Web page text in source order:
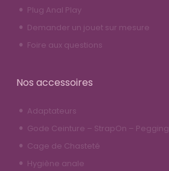
Plug Anal Play
Demander un jouet sur mesure
Foire aux questions
Nos accessoires
Adaptateurs
Gode Ceinture – StrapOn – Pegging
Cage de Chasteté
Hygiène anale